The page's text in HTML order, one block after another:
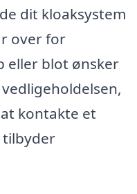
dit kloaksystem
over for
eller blot ønsker
kontakte et